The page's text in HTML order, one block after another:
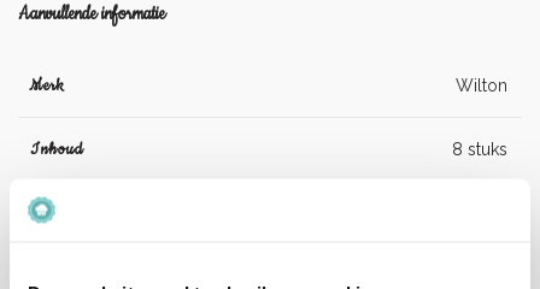
Aanvullende informatie
Merk Wilton
Inhoud 8 stuks